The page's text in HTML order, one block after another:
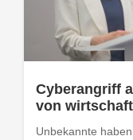
Cyberangriff
von
Unbekannte